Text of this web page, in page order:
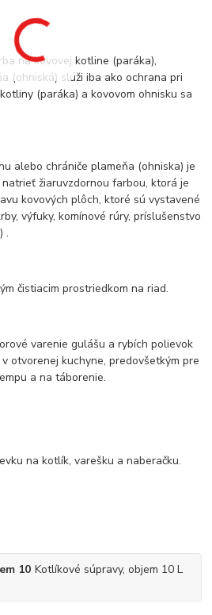
na kovovej kotline (paráka),
(ohniská) slúži iba ako ochrana pri
(paráka) a kovovom ohnisku sa
alebo chrániče plameňa (ohniska) je
žiaruvzdornou farbou, ktorá je
kovových plôch, ktoré sú vystavené
výfuky, komínové rúry, príslušenstvo
.
čistiacim prostriedkom na riad.
varenie gulášu a rybích polievok
otvorenej kuchyne, predovšetkým pre
a na táborenie.
na kotlík, varešku a naberačku.
10 Kotlíkové súpravy, objem 10 L